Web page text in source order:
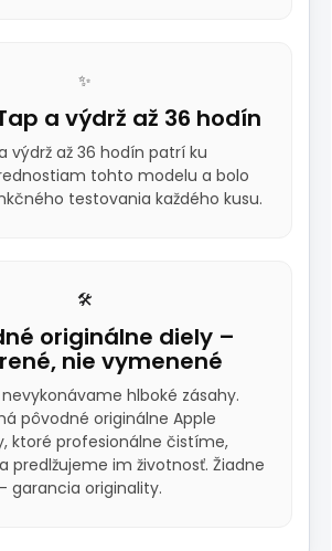
✨
a výdrž až 36 hodín
výdrž až 36 hodín patrí ku
tohto modelu a bolo
testovania každého kusu.
🛠️
originálne diely –
nie vymenené
hlboké zásahy.
pôvodné originálne Apple
ktoré profesionálne čistíme,
predlžujeme im životnosť. Žiadne
garancia originality.